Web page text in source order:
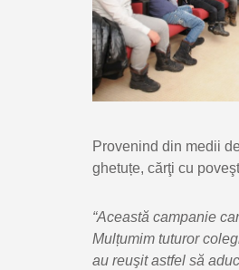
Provenind din medii
ghetuțe, cărţi cu
“Această campanie
Mulțumim tuturor
au reuşit astfel să